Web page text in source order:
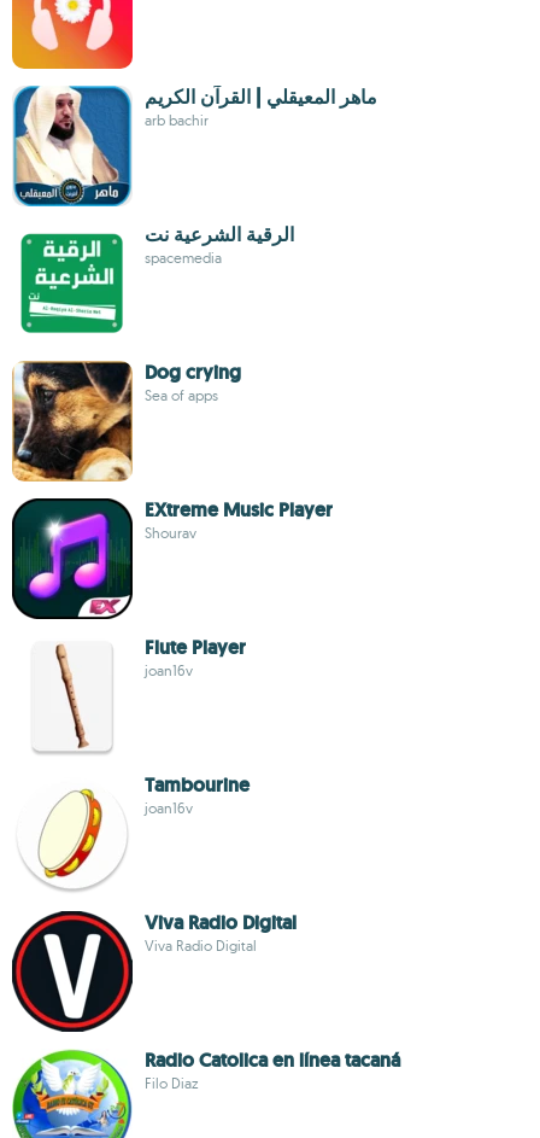
ماهر المعيقلي | القرآن الكريم
arb bachir
الرقية الشرعية نت
spacemedia
Dog crying
Sea of apps
EXtreme Music Player
Shourav
Flute Player
joan16v
Tambourine
joan16v
Viva Radio Digital
Viva Radio Digital
Radio Catolica en línea tacaná
Filo Diaz